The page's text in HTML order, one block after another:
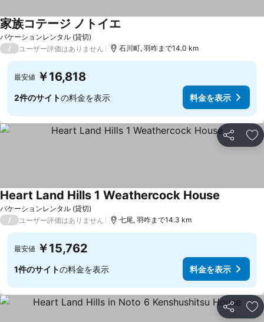
バケーションレンタル (貸切)
家族コテージ ノトイエ
/ ユーザー評価はありません 石川町, 羽咋まで14.0 km
最安値 ￥16,818
2件のサイトの料金を表示 料金を表示
シェア お
バケーションレンタル (貸切)
Heart Land Hills 1 Weathercock House
/ ユーザー評価はありません 七尾, 羽咋まで14.3 km
最安値 ￥15,762
1件のサイトの料金を表示 料金を表示
シェア お